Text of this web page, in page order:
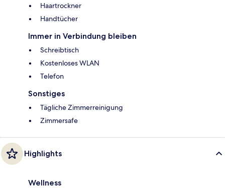
Haartrockner
Handtücher
Immer in Verbindung bleiben
Schreibtisch
Kostenloses WLAN
Telefon
Sonstiges
Tägliche Zimmerreinigung
Zimmersafe
Highlights
Wellness